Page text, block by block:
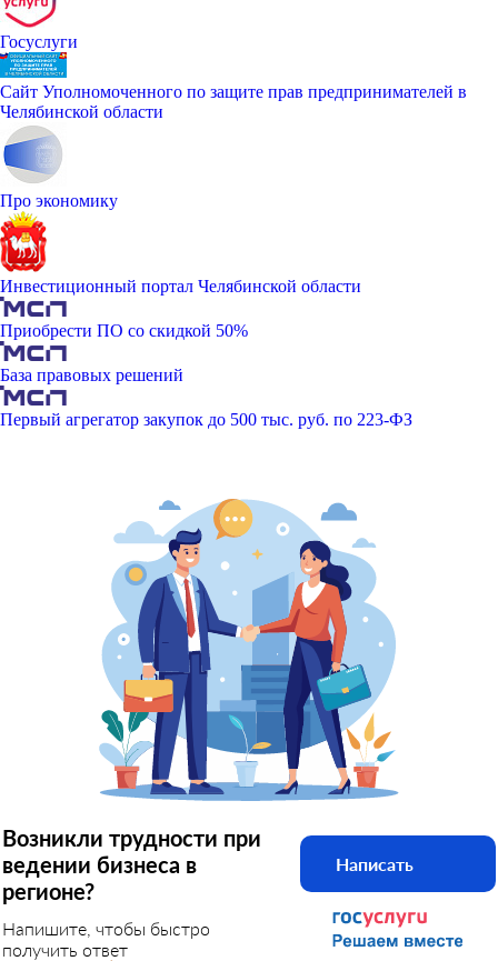
Госуслуги
Сайт Уполномоченного по защите прав предпринимателей в
Челябинской области
Про экономику
Инвестиционный портал Челябинской области
Приобрести ПО со скидкой 50%
База правовых решений
Первый агрегатор закупок до 500 тыс. руб. по 223-ФЗ
Возникли трудности при
ведении бизнеса в
регионе?
Напишите, чтобы быстро
получить ответ
Написать